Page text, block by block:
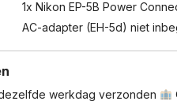
1x Nikon EP-5B Power
AC-adapter (EH-5d) niet
werkdag verzonden